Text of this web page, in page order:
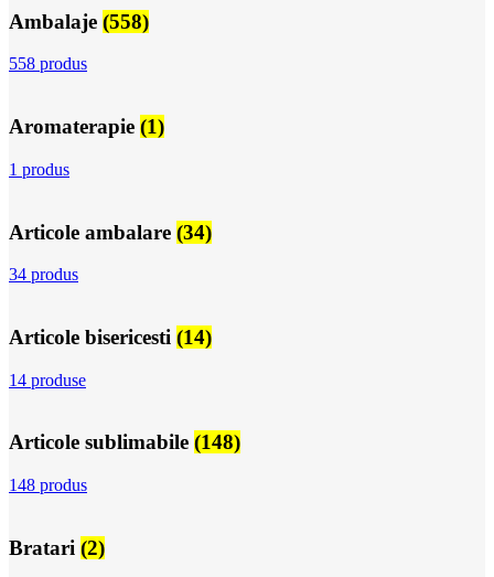
Ambalaje (558)
558 produs
Aromaterapie (1)
1 produs
Articole ambalare (34)
34 produs
Articole bisericesti (14)
14 produse
Articole sublimabile (148)
148 produs
Bratari (2)